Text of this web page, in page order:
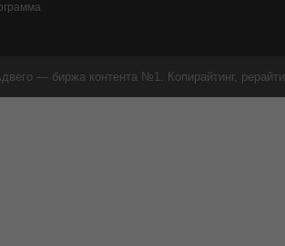
— биржа контента №1. Копирайтинг,